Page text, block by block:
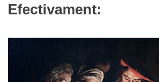
Efectivament: